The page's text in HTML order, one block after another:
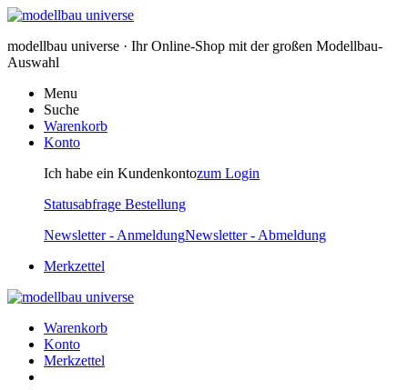
modellbau universe · Ihr Online-Shop mit der großen Modellbau-
Auswahl
Menu
Suche
Warenkorb
Konto
Ich habe ein Kundenkontozum Login
Statusabfrage Bestellung
Newsletter - AnmeldungNewsletter - Abmeldung
Merkzettel
Warenkorb
Konto
Merkzettel